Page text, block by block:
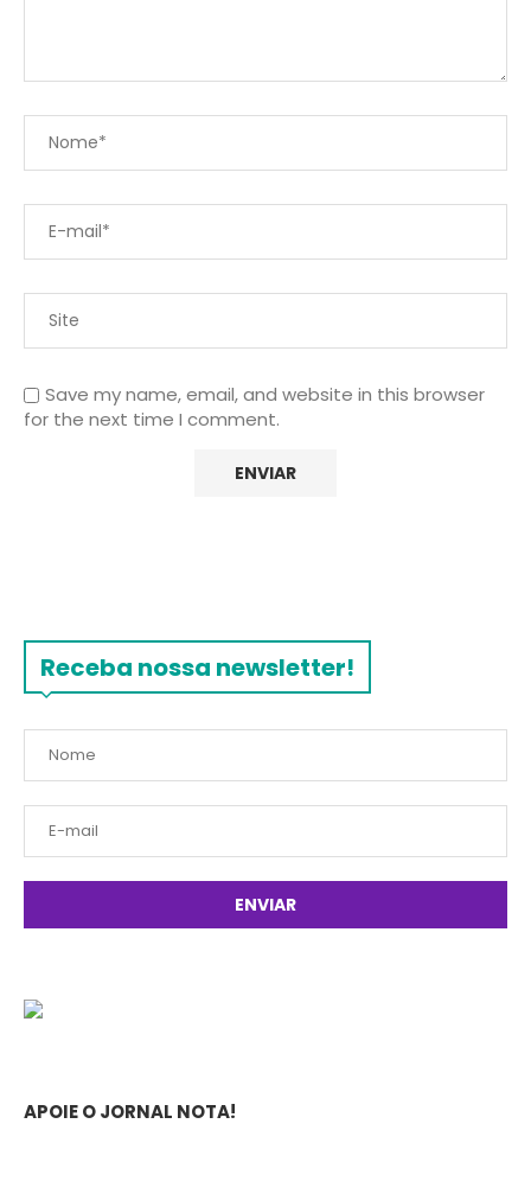
Save my name, email, and website in this browser
for the next time I comment.
Receba nossa newsletter!
APOIE O JORNAL NOTA!